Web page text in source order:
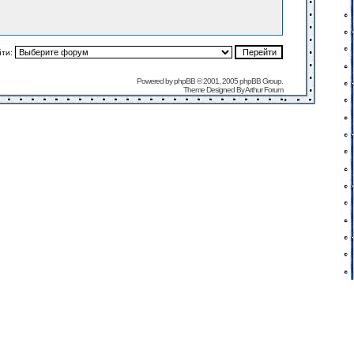
Powered byphpBB© 2001, 2005 phpBB Group.
Theme Designed ByArthur Forum